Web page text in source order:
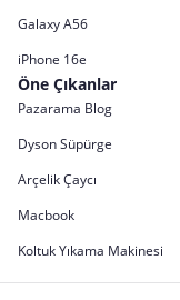
Galaxy A56
iPhone 16e
Öne Çıkanlar
Pazarama Blog
Dyson Süpürge
Arçelik Çaycı
Macbook
Koltuk Yıkama Makinesi